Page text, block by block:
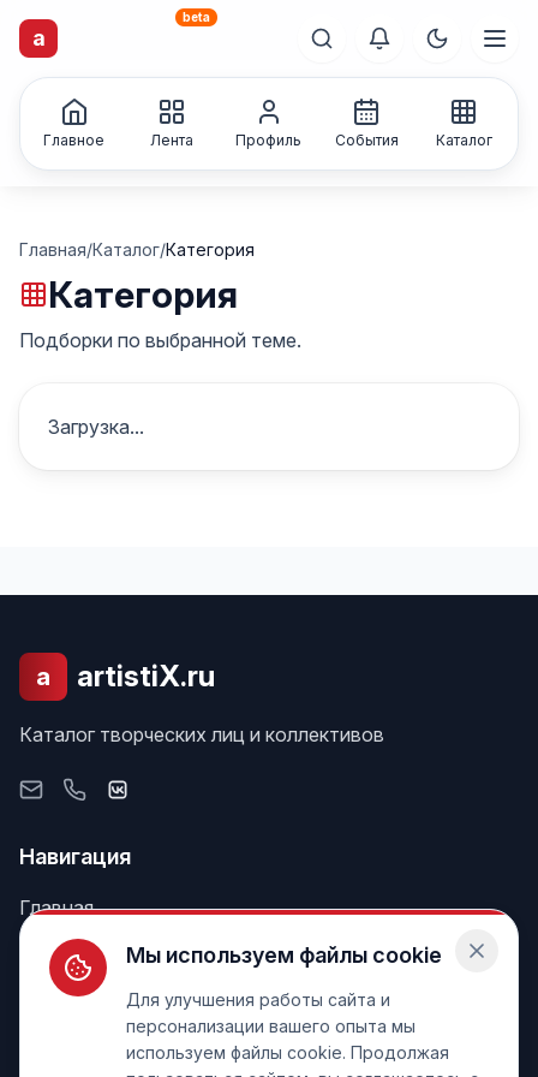
a
beta
Главное Лента Профиль События Каталог
Главная/Каталог/Категория
Категория
Подборки по выбранной теме.
Загрузка...
a artistiX.ru
Каталог творческих лиц и коллективов
Навигация
Главная
Поиск
Лента
Информация
Мы используем файлы cookie
Для улучшения работы сайта и
персонализации вашего опыта мы
используем файлы cookie. Продолжая